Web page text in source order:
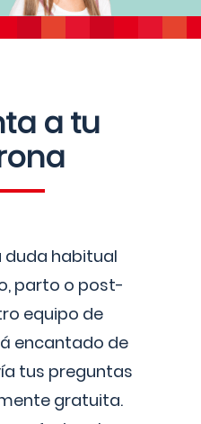
a tu
duda habitual
parto o post-
equipo de
encantado de
tus preguntas
gratuita.